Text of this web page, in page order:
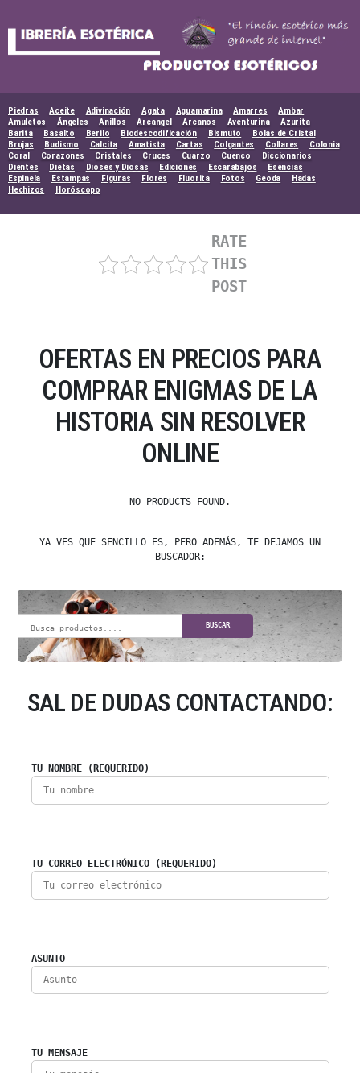
Piedras Aceite Adivinación Agata Aguamarina Amarres
Ambar
Amuletos
Ángeles Anillos Arcangel Arcanos Aventurina
Azurita
Barita
Basalto Berilo Biodescodificación Bismuto
Bolas de Cristal
Brujas
Budismo Calcita Amatista Cartas Colgantes Collares
Colonia
Coral
Corazones Cristales Cruces Cuarzo Cuenco
Diccionarios
Dientes
Dietas Dioses y Diosas Ediciones Escarabajos
Esencias
Espinela
Estampas Figuras Flores Fluorita Fotos Geoda
Hadas
Hechizos
Horóscopo
RATE
THIS
POST
OFERTAS EN PRECIOS PARA
COMPRAR ENIGMAS DE LA
HISTORIA SIN RESOLVER
ONLINE
NO PRODUCTS FOUND.
YA VES QUE SENCILLO ES, PERO ADEMÁS, TE DEJAMOS UN
BUSCADOR:
BUSCAR
SAL DE DUDAS CONTACTANDO:
TU NOMBRE (REQUERIDO)
TU CORREO ELECTRÓNICO (REQUERIDO)
ASUNTO
TU MENSAJE